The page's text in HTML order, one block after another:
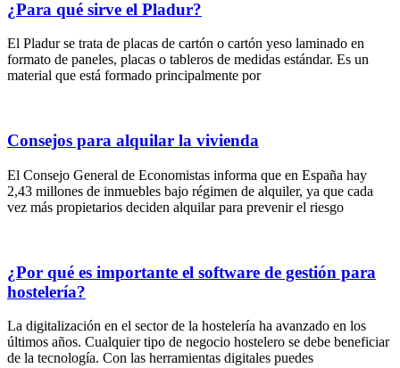
¿Para qué sirve el Pladur?
El Pladur se trata de placas de cartón o cartón yeso laminado en
formato de paneles, placas o tableros de medidas estándar. Es un
material que está formado principalmente por
Consejos para alquilar la vivienda
El Consejo General de Economistas informa que en España hay
2,43 millones de inmuebles bajo régimen de alquiler, ya que cada
vez más propietarios deciden alquilar para prevenir el riesgo
¿Por qué es importante el software de gestión para
hostelería?
La digitalización en el sector de la hostelería ha avanzado en los
últimos años. Cualquier tipo de negocio hostelero se debe beneficiar
de la tecnología. Con las herramientas digitales puedes